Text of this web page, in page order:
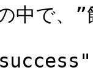
中で、